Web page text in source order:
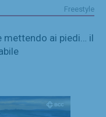
Freestyle
mettendo ai piedi… il